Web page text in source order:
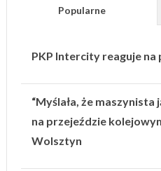
Popularne
PKP Intercity reaguje na
“Myślała, że maszynista
na przejeździe
Wolsztyn